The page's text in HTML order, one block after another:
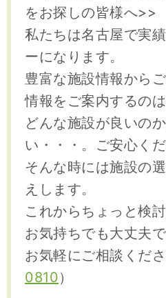
をお探しの皆様へ>>
私たちは名古屋で実
ーになります。
豊富な施設情報から
情報をご案内するのは
どんな施設が良いの
い・・・。ご安心くだ
そんな時には施設の
えします。
これからちょっと検
お気持ちでも大丈夫で
お気軽にご相談くだ
0810）